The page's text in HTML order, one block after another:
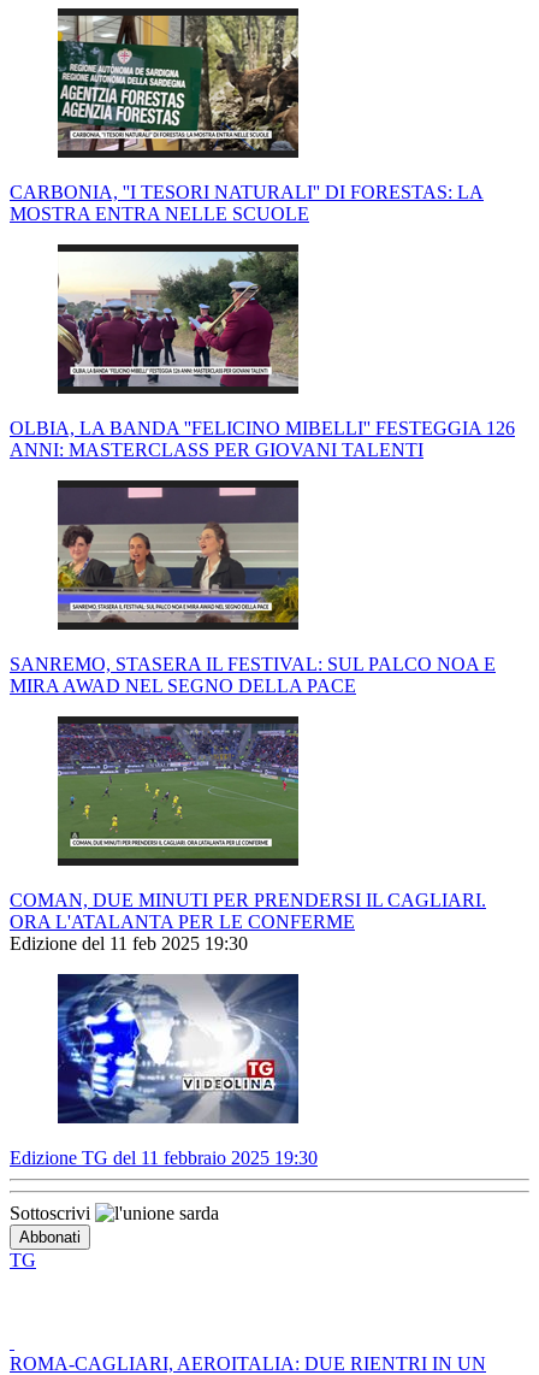
CARBONIA, ''I TESORI NATURALI'' DI FORESTAS: LA
MOSTRA ENTRA NELLE SCUOLE
OLBIA, LA BANDA ''FELICINO MIBELLI'' FESTEGGIA 126
ANNI: MASTERCLASS PER GIOVANI TALENTI
SANREMO, STASERA IL FESTIVAL: SUL PALCO NOA E
MIRA AWAD NEL SEGNO DELLA PACE
COMAN, DUE MINUTI PER PRENDERSI IL CAGLIARI.
ORA L'ATALANTA PER LE CONFERME
Edizione del 11 feb 2025 19:30
Edizione TG del 11 febbraio 2025 19:30
Sottoscrivi
TG
ROMA-CAGLIARI, AEROITALIA: DUE RIENTRI IN UN